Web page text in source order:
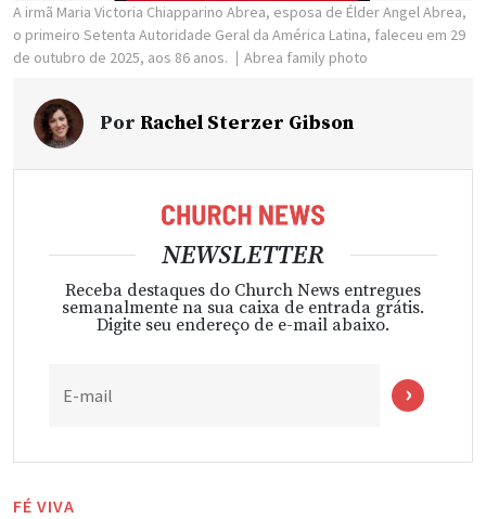
A irmã Maria Victoria Chiapparino Abrea, esposa de Élder Angel Abrea,
o primeiro Setenta Autoridade Geral da América Latina, faleceu em 29
de outubro de 2025, aos 86 anos.
Abrea family photo
Por Rachel Sterzer Gibson
NEWSLETTER
Receba destaques do Church News entregues
semanalmente na sua caixa de entrada grátis.
Digite seu endereço de e-mail abaixo.
E-mail
FÉ VIVA